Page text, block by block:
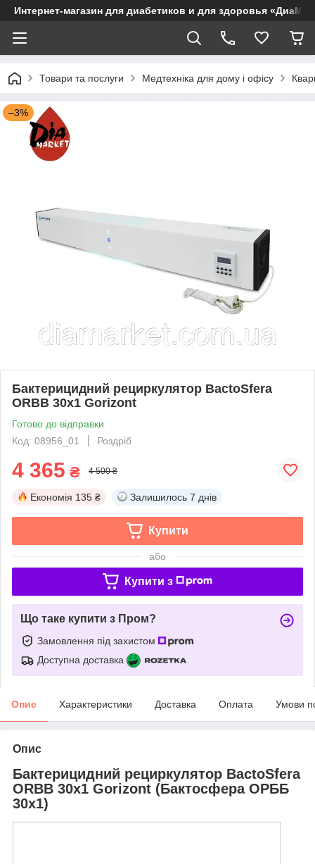
Интернет-магазин для диабетиков и для здоровья
Товари та послуги Медтехніка для дому і офісу
–3%
Бактерицидний рециркулятор BactoSfera
ORBB 30х1 Gorizont
Готово до відправки
Код: 08956_01
Роздріб
4 365 ₴ 4 500 ₴
Економія 135 ₴ Залишилось 7 днів
Купити
або
Купити з
Що таке купити з Пром?
Замовлення під захистом
Доступна доставка
Опис Характеристики Доставка Оплата Умови
Опис
Бактерицидний рециркулятор BactoSfera
ORBB 30x1 Gorizont (Бактосфера ОРББ
30x1)